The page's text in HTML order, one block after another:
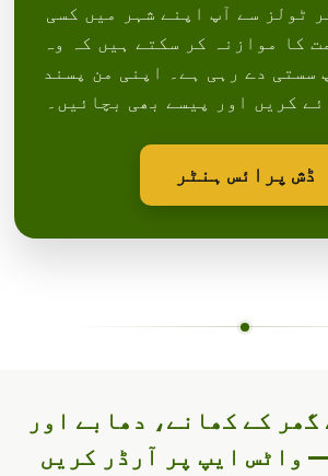
ٹولز سے آپ اپنے شہر میں کسی
کا موازنہ کر سکتے ہیں کہ وہ
سستی دے رہی ہے۔ اپنی من پسند
کریں اور پیسے بھی بچائیں۔
ڈش پرائس ہنٹر
گھر کے کھانے، دھابے اور
واٹس ایپ پر آرڈر کریں